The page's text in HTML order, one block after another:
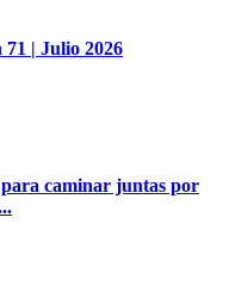
| Julio 2026
caminar juntas por